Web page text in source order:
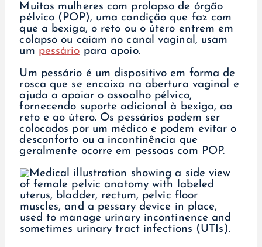
Muitas mulheres com prolapso de órgão
pélvico (POP), uma condição que faz com
que a bexiga, o reto ou o útero entrem em
colapso ou caiam no canal vaginal, usam
um pessário para apoio.
Um pessário é um dispositivo em forma de
rosca que se encaixa na abertura vaginal e
ajuda a apoiar o assoalho pélvico,
fornecendo suporte adicional à bexiga, ao
reto e ao útero. Os pessários podem ser
colocados por um médico e podem evitar o
desconforto ou a incontinência que
geralmente ocorre em pessoas com POP.